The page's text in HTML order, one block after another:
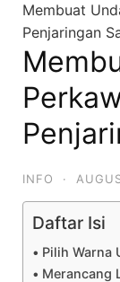
Membuat
Penjaringan
INFO ·
Daftar Isi
Pilih Warna
Merancang